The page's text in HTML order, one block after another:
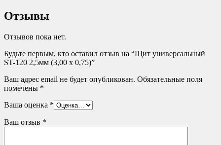
Отзывы
Отзывов пока нет.
Будьте первым, кто оставил отзыв на “Щит универсальный
ST-120 2,5мм (3,00 х 0,75)”
Ваш адрес email не будет опубликован. Обязательные поля
помечены *
Ваша оценка *
Ваш отзыв *